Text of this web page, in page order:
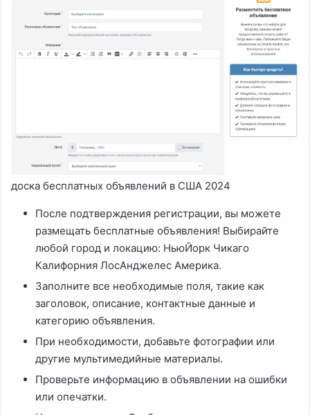
доска бесплатных объявлений в США 2024
После подтверждения регистрации, вы можете
размещать бесплатные объявления! Выбирайте
любой город и локацию: НьюЙорк Чикаго
Калифорния ЛосАнджелес Америка.
Заполните все необходимые поля, такие как
заголовок, описание, контактные данные и
категорию объявления.
При необходимости, добавьте фотографии или
другие мультимедийные материалы.
Проверьте информацию в объявлении на ошибки
или опечатки.